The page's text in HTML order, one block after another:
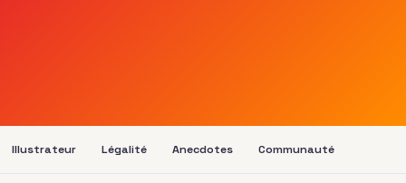
Illustrateur Légalité Anecdotes Communauté